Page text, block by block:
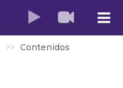
Contenidos